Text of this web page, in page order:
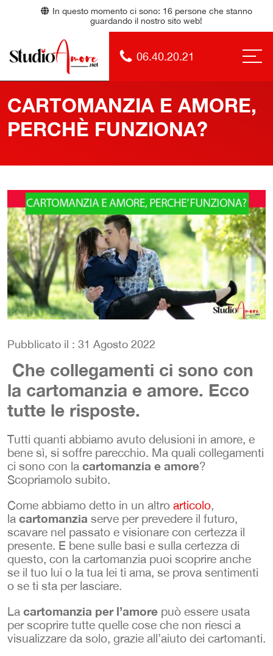
In questo momento ci sono: 16persone che stanno
guardando il nostro sito web!
06.40.20.21
CARTOMANZIA E AMORE,
PERCHÈ FUNZIONA?
Pubblicato il : 31 Agosto 2022
Che collegamenti ci sono con
la cartomanzia e amore. Ecco
tutte le risposte.
Tutti quanti abbiamo avuto delusioni in amore, e
bene sì, si soffre parecchio. Ma quali collegamenti
ci sono con la cartomanzia e amore?
Scopriamolo subito.
Come abbiamo detto in un altro articolo,
la cartomanzia serve per prevedere il futuro,
scavare nel passato e visionare con certezza il
presente. E bene sulle basi e sulla certezza di
questo, con la cartomanzia puoi scoprire anche
se il tuo lui o la tua lei ti ama, se prova sentimenti
o se ti sta per lasciare.
La cartomanzia per l’amore può essere usata
per scoprire tutte quelle cose che non riesci a
visualizzare da solo, grazie all’aiuto dei cartomanti.